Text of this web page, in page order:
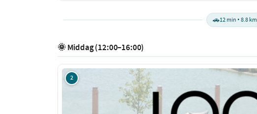
🚗12 min • 8.8 km
🌞 Middag (12:00–16:00)
2